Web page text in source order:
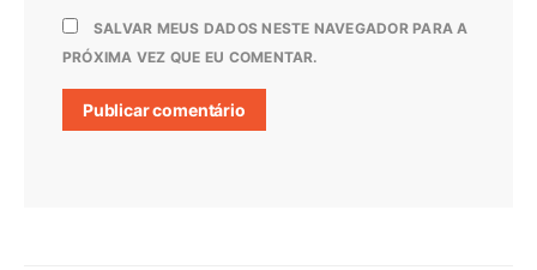
SALVAR MEUS DADOS NESTE NAVEGADOR PARA A
PRÓXIMA VEZ QUE EU COMENTAR.